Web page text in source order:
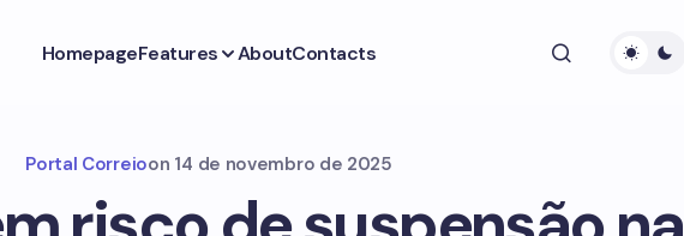
HomepageFeatures AboutContacts
Portal Correioon 14 de novembro de 2025